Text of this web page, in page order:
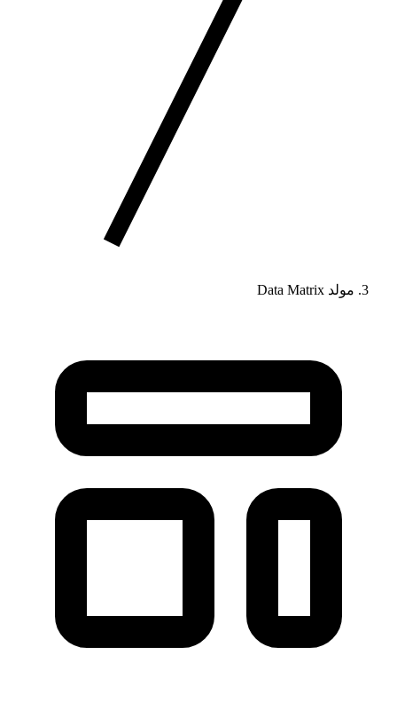
مولد Data Matrix